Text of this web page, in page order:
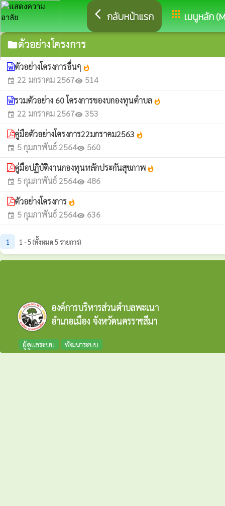
arrow_back_ios กลับหน้าแรก apps เมนูหลัก
folderตัวอย่างโครงการ
ตัวอย่างโครงการอื่นๆ whatshot
event 22 มกราคม 2567visibility 514
รวมตัวอย่าง 60 โครงการของบกองทุนตำบล whatshot
event 22 มกราคม 2567visibility 353
คู่มือตัวอย่างโครงการ22มกราคม2563 whatshot
event 5 กุมภาพันธ์ 2564visibility 560
คู่มือปฏิบัติงานกองทุนหลักประกันสุขภาพ whatshot
event 5 กุมภาพันธ์ 2564visibility 486
ตัวอย่างโครงการ whatshot
event 5 กุมภาพันธ์ 2564visibility 636
1 1 - 5 (ทั้งหมด 5 รายการ)
องค์การบริหารส่วนตำบลพะเนา
อำเภอเมือง จังหวัดนครราชสีมา
ผู้ดูแลระบบ พัฒนาระบบ